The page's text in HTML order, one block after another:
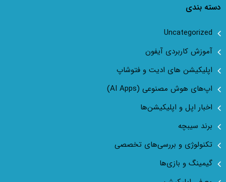
دسته بندی
Uncategorized
آموزش کاربردی آیفون
اپلیکیشن های ادیت و فتوشاپ
اپ‌های هوش مصنوعی (AI Apps)
اخبار اپل و اپلیکیشن‌ها
برند سیبچه
تکنولوژی و بررسی‌های تخصصی
گیمینگ و بازی‌ها